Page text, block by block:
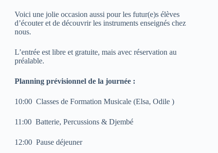
Voici une jolie occasion aussi pour les futur(e)s élèves
d’écouter et de découvrir les instruments enseignés chez
nous.
L’entrée est libre et gratuite, mais avec réservation au
préalable.
Planning prévisionnel de la journée :
10:00 Classes de Formation Musicale (Elsa, Odile )
11:00 Batterie, Percussions & Djembé
12:00 Pause déjeuner